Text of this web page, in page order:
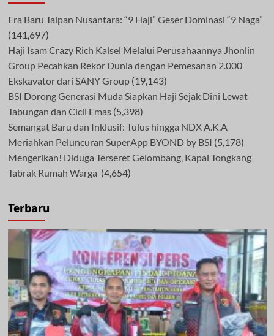
Era Baru Taipan Nusantara: “9 Haji” Geser Dominasi “9 Naga”
(141,697)
Haji Isam Crazy Rich Kalsel Melalui Perusahaannya Jhonlin
Group Pecahkan Rekor Dunia dengan Pemesanan 2.000
Ekskavator dari SANY Group (19,143)
BSI Dorong Generasi Muda Siapkan Haji Sejak Dini Lewat
Tabungan dan Cicil Emas (5,398)
Semangat Baru dan Inklusif: Tulus hingga NDX A.K.A
Meriahkan Peluncuran SuperApp BYOND by BSI (5,178)
Mengerikan! Diduga Terseret Gelombang, Kapal Tongkang
Tabrak Rumah Warga (4,654)
Terbaru